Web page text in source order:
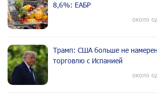
8,6%: ЕАБР
около
Трамп: США больше не
торговлю с Испанией
около